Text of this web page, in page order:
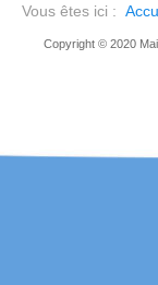
Vous êtes ici :
Copyright © 2020